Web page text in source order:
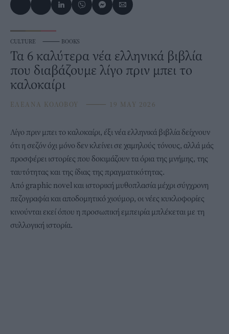
CULTURE ⸻ BOOKS
Τα 6 καλύτερα νέα ελληνικά βιβλία
που διαβάζουμε λίγο πριν μπει το
καλοκαίρι
ΕΛΕΑΝΑ ΚΟΛΟΒΟΥ ⸻ 19 MAY 2026
Λίγο πριν μπει το καλοκαίρι, έξι νέα ελληνικά βιβλία δείχνουν
ότι η σεζόν όχι μόνο δεν κλείνει σε χαμηλούς τόνους, αλλά μάς
προσφέρει ιστορίες που δοκιμάζουν τα όρια της μνήμης, της
ταυτότητας και της ίδιας της πραγματικότητας.
Από graphic novel και ιστορική μυθοπλασία μέχρι σύγχρονη
πεζογραφία και αποδομητικό χιούμορ, οι νέες κυκλοφορίες
κινούνται εκεί όπου η προσωπική εμπειρία μπλέκεται με τη
συλλογική ιστορία.